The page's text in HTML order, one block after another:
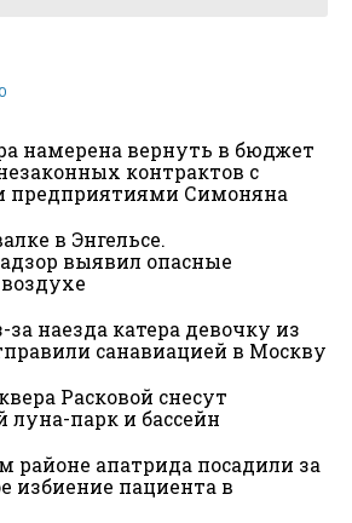
намерена вернуть в бюджет
контрактов с
предприятиями Симоняна
в Энгельсе.
выявил опасные
наезда катера девочку из
санавиацией в Москву
Расковой снесут
луна-парк и бассейн
районе апатрида посадили за
избиение пациента в